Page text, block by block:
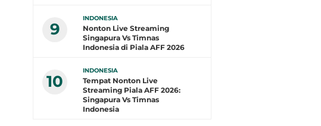
9
INDONESIA
Nonton Live Streaming
Singapura Vs Timnas
Indonesia di Piala AFF 2026
10
INDONESIA
Tempat Nonton Live
Streaming Piala AFF 2026:
Singapura Vs Timnas
Indonesia